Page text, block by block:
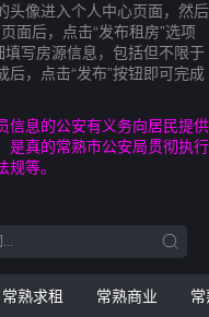
头像进入个人中心页面，然后
面后，点击“发布租房”选项
填写房源信息，包括但不限于
，点击“发布”按钮即可完成
信息的公安有义务向居民提供
是真的常熟市公安局贯彻执行
等。
常熟求租 常熟商业